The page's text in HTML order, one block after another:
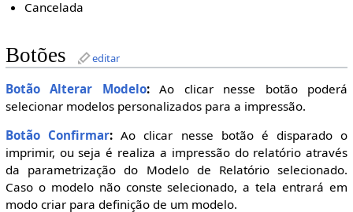
Cancelada
Botões editar
Botão Alterar Modelo:Ao clicar nesse botão poderá
selecionar modelos personalizados para a impressão.
Botão Confirmar: Ao clicar nesse botão é disparado o
imprimir, ou seja é realiza a impressão do relatório através
da parametrização do Modelo de Relatório selecionado.
Caso o modelo não conste selecionado, a tela entrará em
modo criar para definição de um modelo.